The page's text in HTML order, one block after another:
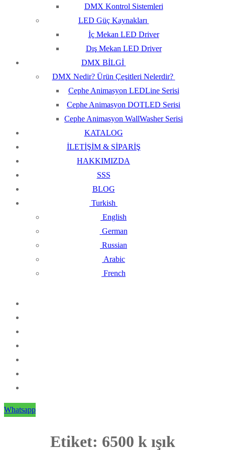
DMX Kontrol Sistemleri
LED Güç Kaynakları
İç Mekan LED Driver
Dış Mekan LED Driver
DMX BİLGİ
DMX Nedir? Ürün Çeşitleri Nelerdir?
Cephe Animasyon LEDLine Serisi
Cephe Animasyon DOTLED Serisi
Cephe Animasyon WallWasher Serisi
KATALOG
İLETİŞİM & SİPARİŞ
HAKKIMIZDA
SSS
BLOG
Turkish
English
German
Russian
Arabic
French
Whatsapp
Etiket: 6500 k ışık